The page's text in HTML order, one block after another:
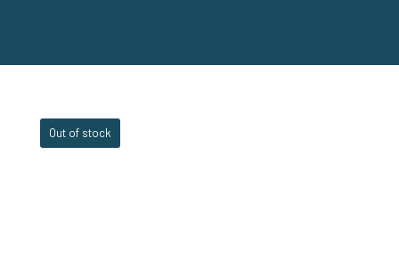
Out of stock